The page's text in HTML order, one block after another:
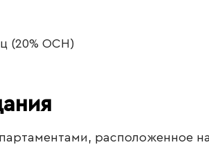
(20% ОСН)
расположенное